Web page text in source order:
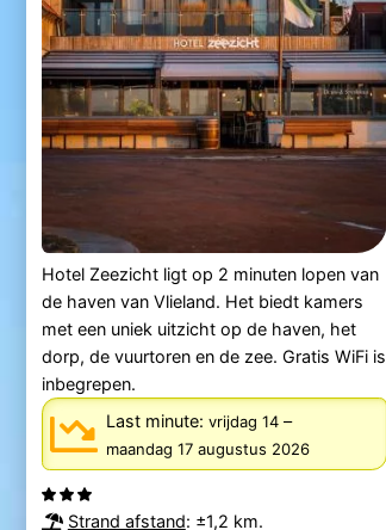
Hotel Zeezicht ligt op 2 minuten lopen van
de haven van Vlieland. Het biedt kamers
met een uniek uitzicht op de haven, het
dorp, de vuurtoren en de zee. Gratis WiFi is
inbegrepen.
Last minute: vrijdag 14–
maandag 17 augustus 2026
Strand afstand: ±1,2 km.